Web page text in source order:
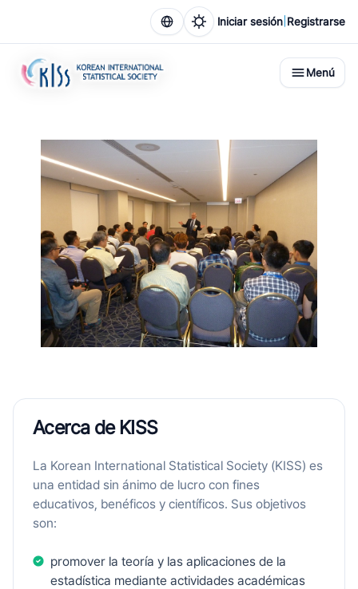
Iniciar sesión Registrarse
Menú
Acerca de KISS
La Korean International Statistical Society (KISS) es
una entidad sin ánimo de lucro con fines
educativos, benéficos y científicos. Sus objetivos
son:
promover la teoría y las aplicaciones de la
estadística mediante actividades académicas